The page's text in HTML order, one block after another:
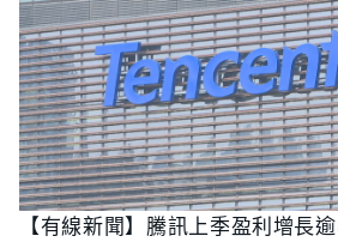
【有線新聞】騰訊上季盈利增長